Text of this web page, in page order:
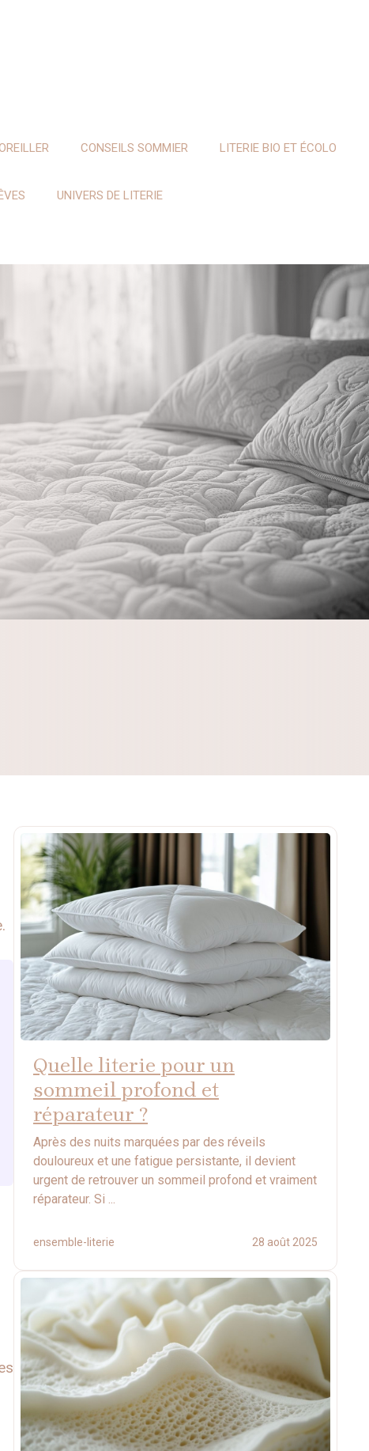
CONSEILS SOMMIER LITERIE BIO ET ÉCOLO
UNIVERS DE LITERIE
Quelle literie pour un
sommeil profond et
réparateur ?
Après des nuits marquées par des réveils
douloureux et une fatigue persistante, il devient
urgent de retrouver un sommeil profond et vraiment
réparateur. Si ...
ensemble-literie 28 août 2025